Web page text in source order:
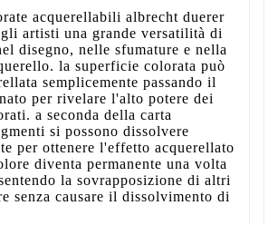
acquerellabili albrecht duerer
artisti una grande versatilità di
disegno, nelle sfumature e nella
la superficie colorata può
semplicemente passando il
per rivelare l'alto potere dei
a seconda della carta
si possono dissolvere
per ottenere l'effetto acquerellato
diventa permanente una volta
la sovrapposizione di altri
senza causare il dissolvimento di